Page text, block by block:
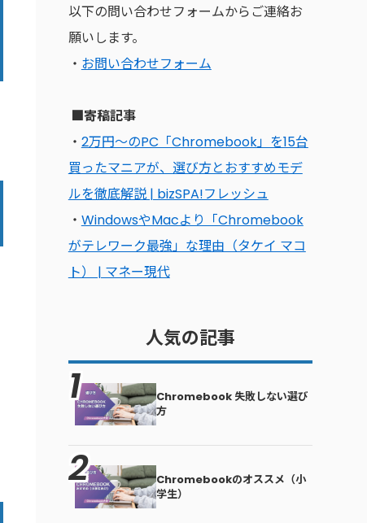
以下の問い合わせフォームからご連絡お
願いします。
・ お問い合わせフォーム
■寄稿記事
・ 2万円〜のPC「Chromebook」を15台
買ったマニアが、選び方とおすすめモデ
ルを徹底解説 | bizSPA!フレッシュ
・ WindowsやMacより「Chromebook
がテレワーク最強」な理由（タケイ マコ
ト） | マネー現代
人気の記事
Chromebook 失敗しない選び
方
Chromebookのオススメ（小
学生）